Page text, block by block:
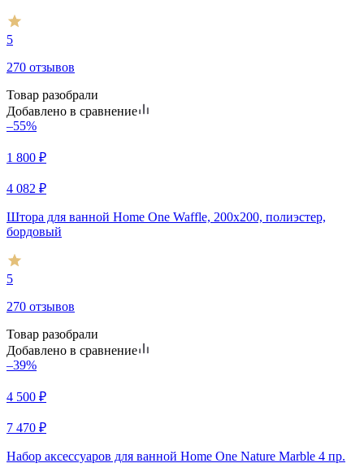
5
270 отзывов
Товар разобрали
Добавлено в сравнение
–55%
1 800 ₽
4 082 ₽
Штора для ванной Home One Waffle, 200х200, полиэстер,
бордовый
5
270 отзывов
Товар разобрали
Добавлено в сравнение
–39%
4 500 ₽
7 470 ₽
Набор аксессуаров для ванной Home One Nature Marble 4 пр.